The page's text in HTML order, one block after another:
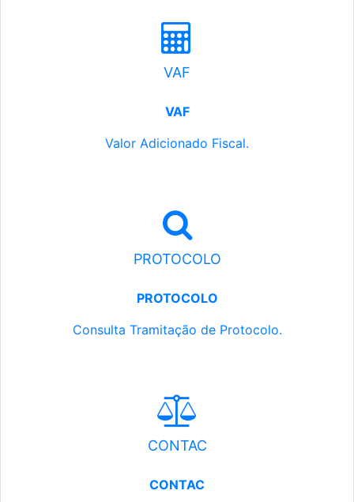
VAF
VAF
Valor Adicionado Fiscal.
PROTOCOLO
PROTOCOLO
Consulta Tramitação de Protocolo.
CONTAC
CONTAC